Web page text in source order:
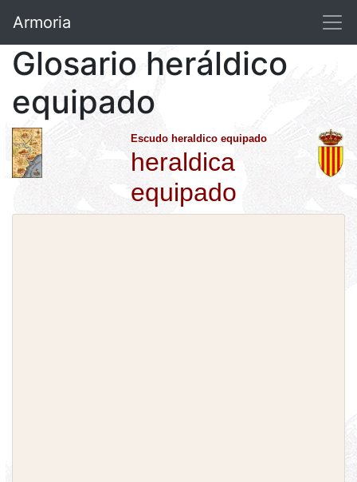
Armoria
Glosario heráldico
equipado
Escudo heraldico equipado
heraldica
equipado